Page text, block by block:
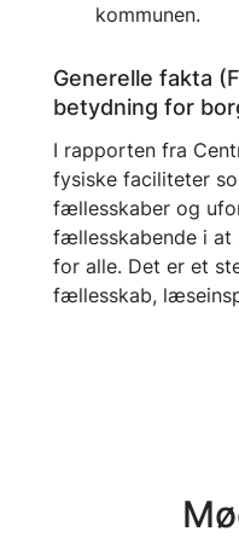
kommunen.
Generelle fakta
betydning for
I rapporten fra
fysiske faciliteter
fællesskaber og
fællesskabende i at
for alle. Det er et
fællesskab,